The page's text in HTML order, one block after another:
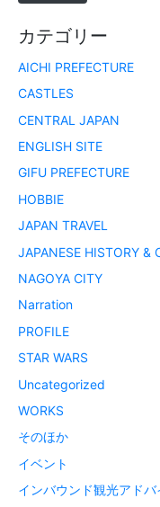
カテゴリー
AICHI PREFECTURE
CASTLES
CENTRAL JAPAN
ENGLISH SITE
GIFU PREFECTURE
HOBBIE
JAPAN TRAVEL
JAPANESE HISTORY &
NAGOYA CITY
Narration
PROFILE
STAR WARS
Uncategorized
WORKS
そのほか
イベント
インバウンド観光アドバ